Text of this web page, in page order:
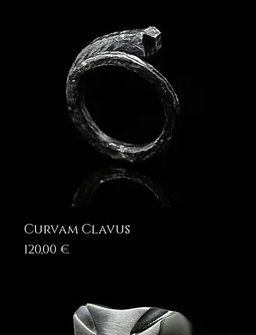
Curvam Clavus
Prezzo
120,00 €